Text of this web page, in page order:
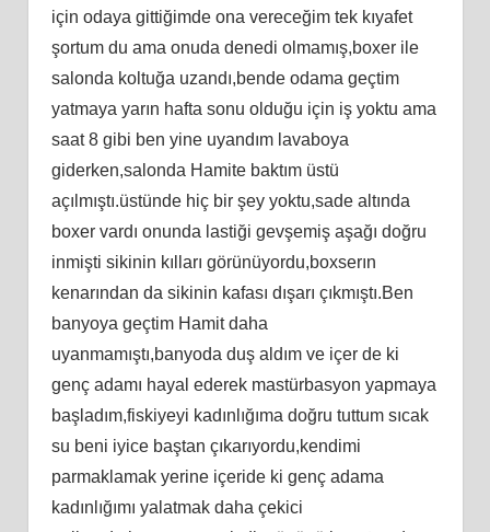
için odaya gittiğimde ona vereceğim tek kıyafet
şortum du ama onuda denedi olmamış,boxer ile
salonda koltuğa uzandı,bende odama geçtim
yatmaya yarın hafta sonu olduğu için iş yoktu ama
saat 8 gibi ben yine uyandım lavaboya
giderken,salonda Hamite baktım üstü
açılmıştı.üstünde hiç bir şey yoktu,sade altında
boxer vardı onunda lastiği gevşemiş aşağı doğru
inmişti sikinin kılları görünüyordu,boxserın
kenarından da sikinin kafası dışarı çıkmıştı.Ben
banyoya geçtim Hamit daha
uyanmamıştı,banyoda duş aldım ve içer de ki
genç adamı hayal ederek mastürbasyon yapmaya
başladım,fiskiyeyi kadınlığıma doğru tuttum sıcak
su beni iyice baştan çıkarıyordu,kendimi
parmaklamak yerine içeride ki genç adama
kadınlığımı yalatmak daha çekici